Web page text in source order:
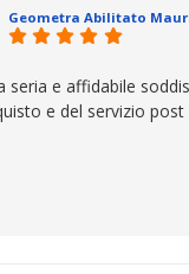
seria e affidabile
e del servizio post